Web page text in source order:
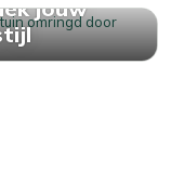
jouw